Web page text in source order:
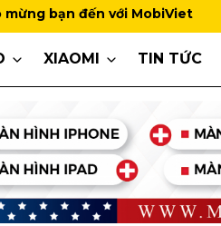
với MobiViet
XIAOMI TIN TỨC